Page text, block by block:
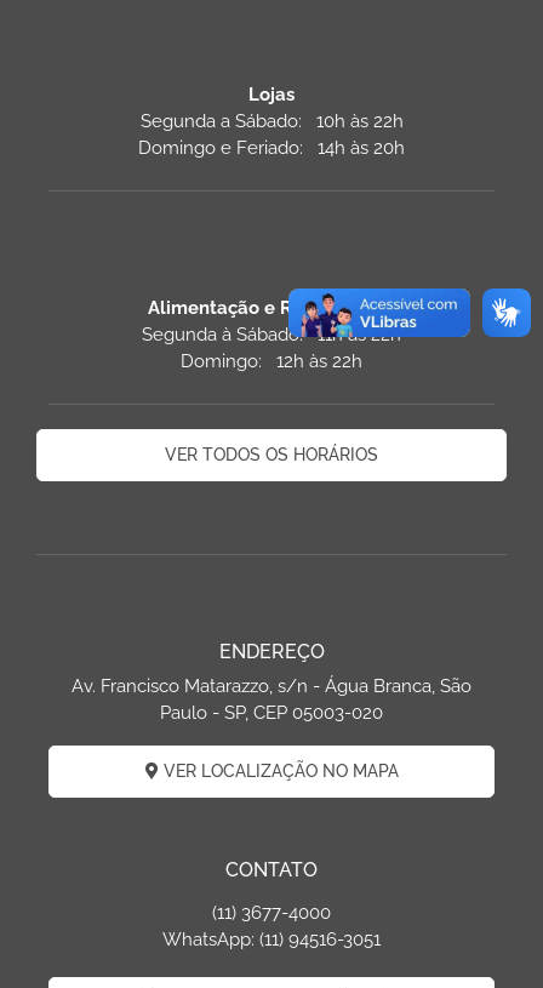
Lojas
Segunda a Sábado: 10h às 22h
Domingo e Feriado: 14h às 20h
Alimentação e Restaurantes
Segunda à Sábado: 11h às 22h
Domingo: 12h às 22h
VER TODOS OS HORÁRIOS
ENDEREÇO
Av. Francisco Matarazzo, s/n - Água Branca, São
Paulo - SP, CEP 05003-020
VER LOCALIZAÇÃO NO MAPA
CONTATO
(11) 3677-4000
WhatsApp: (11) 94516-3051